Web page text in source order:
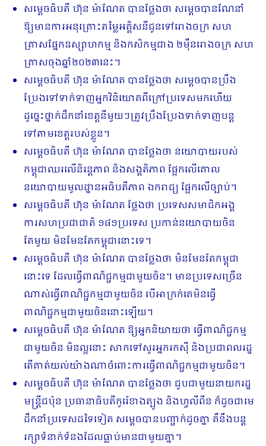
សម្តេចធិបតី ហ៊ុន ម៉ាណែត បានថ្លែងថា សម្តេចបានណែនាំ
ឱ្យមានការអនុគ្រោះតម្លៃអគ្គិសនីជូនទៅរោងចក្រ សហ
គ្រាសផ្នែកឧស្សាហកម្ម និងកសិកម្មជាង ២ម៉ឺនរោងចក្រ សហ
គ្រាសចុងឆ្នាំ២០២៣នេះ។
សម្តេចធិបតី ហ៊ុន ម៉ាណែត បានថ្លែងថា សម្តេចបានប្រឹង
ប្រែងទៅទាក់ទាញអ្នកវិនិយោគ​ពីក្រៅប្រទេសមកហើយ
ដូច្នេះថ្នាក់ដឹកនាំខេត្តនីមួយៗត្រូវប្រឹងប្រែងទាក់ទាញបន្ត
ទៅតាម​ខេត្តរបស់ខ្លួន។
សម្តេចធិបតី ហ៊ុន ម៉ាណែត បានថ្លែងថា នយោបាយរបស់
កម្ពុជាឈរលើនិរន្តភាព និងសង្គតិភាព ផ្អែកលើគោល
នយោបាយមូលដ្ឋានអធិបតីភាព ឯករាជ្យ ផ្អែកលើច្បាប់។
សម្តេចធិបតី ហ៊ុន ម៉ាណែត ថ្លែងថា ប្រទេសសមាជិកអង្គ
ការសហប្រជាជាតិ ១៨១ប្រទេស ប្រកាន់នយោបាយចិន
តែមួយ មិនមែនតែកម្ពុជានោះទេ។
សម្តេចធិបតី ហ៊ុន ម៉ាណែត បានថ្លែងថា មិនមែនតែកម្ពុជា
នោះទេ ដែលធ្វើពាណិជ្ជកម្មជាមួយចិន។ មានប្រទេសច្រើន
ណាស់ធ្វើពាណិជ្ជកម្មជាមួយចិន បើអាក្រក់គេមិនធ្វើ
ពាណិជ្ជកម្មជាមួយចិននោះឡើយ។
សម្តេចធិបតី ហ៊ុន ម៉ាណែត ឱ្យអ្នកនិយាយថា ធ្វើពាណិជ្ជកម្ម
ជាមួយចិន មិនល្អនោះ សាកទៅសួរអ្នករកស៊ី និងប្រជាពលរដ្ឋ
តើគាត់យល់យ៉ាងណាចំពោះការធ្វើពាណិជ្ជកម្មជាមួយចិន។
សម្តេចធិបតី ហ៊ុន ម៉ាណែត បានថ្លែងថា ជួបជាមួយនាយករដ្ឋ
មន្ត្រីជប៉ុន ប្រធានាធិបតីកូរ៉េ​ខាង​ត្បូង និងហ្វលីពីន ក៏ដូចជាមេ
ដឹកនាំប្រទេសដទៃទៀត សម្តេចបានបញ្ជាក់ដូចគ្នា គឺនឹងបន្ត
រក្សាទំនាក់ទំនងដែលធ្លាប់មានជាមួយគ្នា។